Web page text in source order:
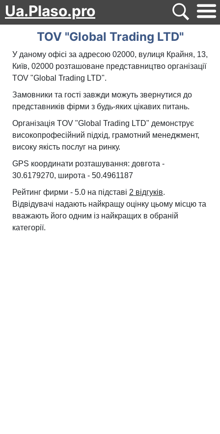
Ua.Plaso.pro
TOV "Global Trading LTD"
У даному офісі за адресою 02000, вулиця Крайня, 13,
Київ, 02000 розташоване представництво організації
TOV "Global Trading LTD".
Замовники та гості завжди можуть звернутися до
представників фірми з будь-яких цікавих питань.
Організація TOV "Global Trading LTD" демонструє
високопрофесійний підхід, грамотний менеджмент,
високу якість послуг на ринку.
GPS координати розташування: довгота -
30.6179270, широта - 50.4961187
Рейтинг фирми - 5.0 на підставі 2 відгуків.
Відвідувачі надають найкращу оцінку цьому місцю та
вважають його одним із найкращих в обраній
категорії.